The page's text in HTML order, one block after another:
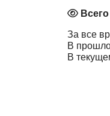
Всего
За все
В
В